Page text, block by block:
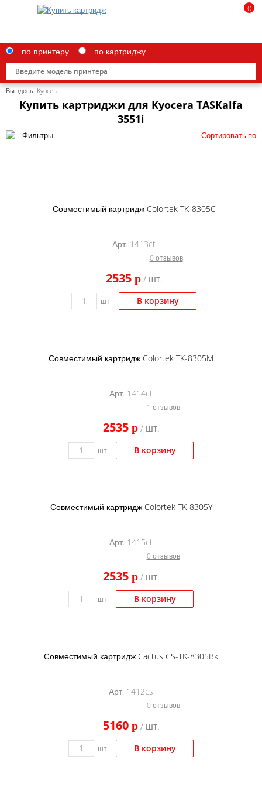
Brother
Ленточные картриджи
по принтеру по картриджу
0
Вы здесь: Kyocera
Купить картриджи для Kyocera TASKalfa
3551i
Фильтры Сортировать по
Совместимый картридж Colortek TK-8305C
Арт. 1413ct
0 отзывов
2535 p/ шт.
шт. В корзину
Совместимый картридж Colortek TK-8305M
Арт. 1414ct
1 отзывов
2535 p/ шт.
шт. В корзину
Совместимый картридж Colortek TK-8305Y
Арт. 1415ct
0 отзывов
2535 p/ шт.
шт. В корзину
Совместимый картридж Cactus CS-TK-8305Bk
Арт. 1412cs
0 отзывов
5160 p/ шт.
шт. В корзину